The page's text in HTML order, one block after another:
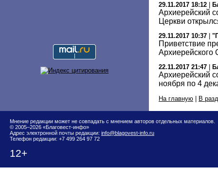
29.11.2017 18:12
Архиерейский
Церкви
29.11.2017 10:37
Приветствие
22.11.2017 21:47
Архиерейский
ноября по 4
На главную В
Мнение редакции может не совпадать с мнением авторов отдельных материалов.
© 2005–2026 «Благовест-инфо»
Адрес электронной почты редакции: info@blagovest-info.ru
Телефон редакции: +7 499 264 97 72
12+